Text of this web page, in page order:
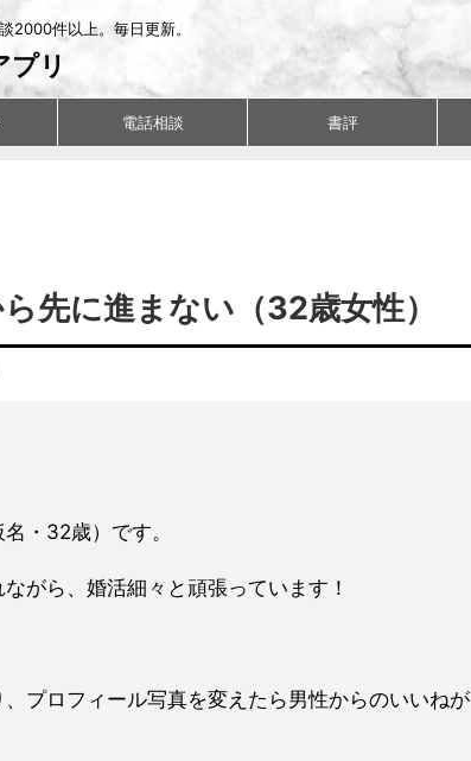
2000件以上。毎日更新。
プリ
電話相談 書評
先に進まない（32歳女性）
・32歳）です。
がら、婚活細々と頑張っています！
プロフィール写真を変えたら男性からのいいねが